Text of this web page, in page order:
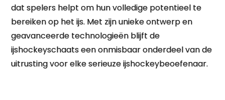
dat spelers helpt om hun volledige potentieel te
bereiken op het ijs. Met zijn unieke ontwerp en
geavanceerde technologieën blijft de
ijshockeyschaats een onmisbaar onderdeel van de
uitrusting voor elke serieuze ijshockeybeoefenaar.